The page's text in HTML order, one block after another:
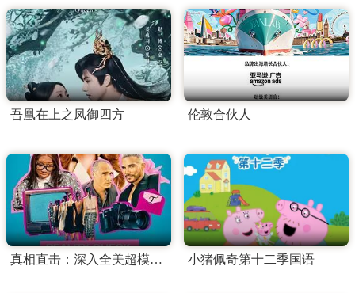
吾凰在上之凤御四方 伦敦合伙人
真相直击：深入全美超模大赛第一季 小猪佩奇第十二季国语